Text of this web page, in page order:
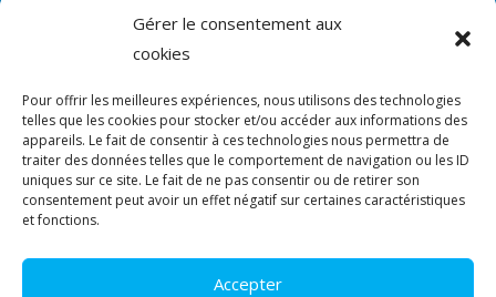
Gérer le consentement aux
cookies
Pour offrir les meilleures expériences, nous utilisons des technologies
telles que les cookies pour stocker et/ou accéder aux informations des
appareils. Le fait de consentir à ces technologies nous permettra de
traiter des données telles que le comportement de navigation ou les ID
uniques sur ce site. Le fait de ne pas consentir ou de retirer son
consentement peut avoir un effet négatif sur certaines caractéristiques
et fonctions.
Accepter
Lundi – Vendredi : 08h00 / 19h30
ces créneaux par mail ou par SMS.
 contact@vergara-solutions.fr
 07.86.91.31.19